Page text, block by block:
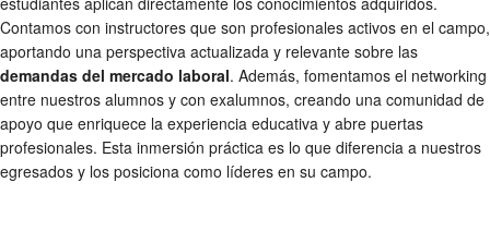
Contamos con instructores que son profesionales activos en el campo,
aportando una perspectiva actualizada y relevante sobre las
demandas del mercado laboral. Además, fomentamos el networking
entre nuestros alumnos y con exalumnos, creando una comunidad de
apoyo que enriquece la experiencia educativa y abre puertas
profesionales. Esta inmersión práctica es lo que diferencia a nuestros
egresados y los posiciona como líderes en su campo.